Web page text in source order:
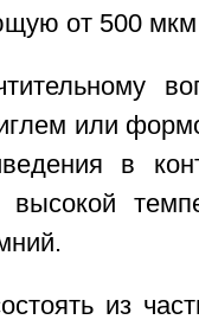
от 500
или
в
высокой
из